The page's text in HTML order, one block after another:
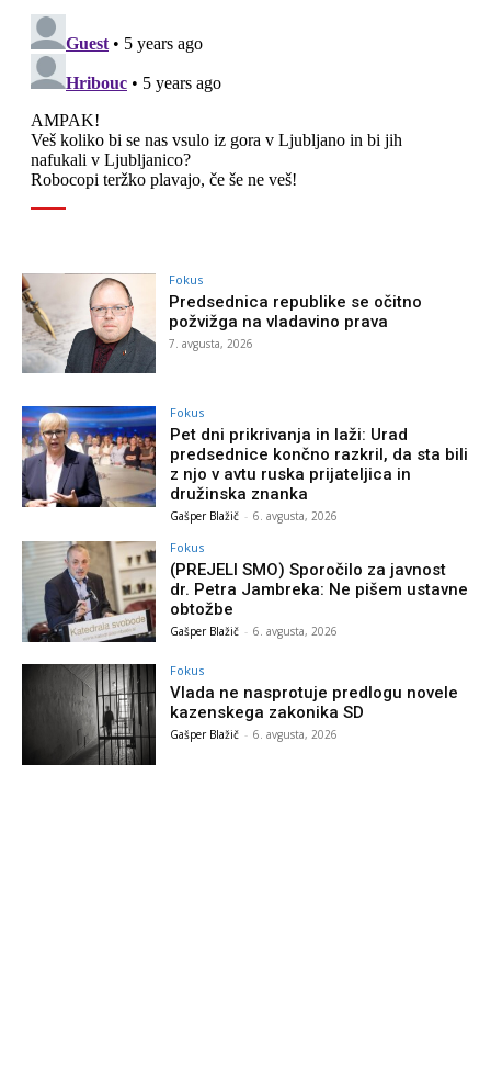
Fokus
Predsednica republike se očitno
požvižga na vladavino prava
7. avgusta, 2026
Fokus
Pet dni prikrivanja in laži: Urad
predsednice končno razkril, da sta bili
z njo v avtu ruska prijateljica in
družinska znanka
Gašper Blažič - 6. avgusta, 2026
Fokus
(PREJELI SMO) Sporočilo za javnost
dr. Petra Jambreka: Ne pišem ustavne
obtožbe
Gašper Blažič - 6. avgusta, 2026
Fokus
Vlada ne nasprotuje predlogu novele
kazenskega zakonika SD
Gašper Blažič - 6. avgusta, 2026